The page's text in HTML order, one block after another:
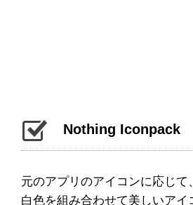
Nothing Iconpack
元のアプリのアイコンに応じて
白色を組み合わせて美しいアイ